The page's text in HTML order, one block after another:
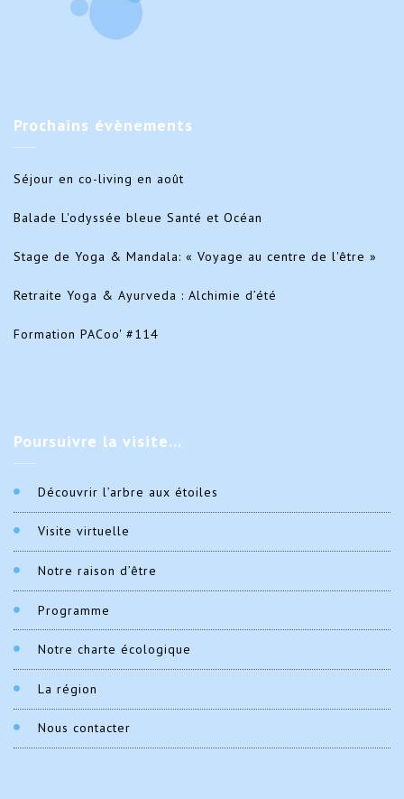
Prochains évènements
Séjour en co-living en août
Balade L'odyssée bleue Santé et Océan
Stage de Yoga & Mandala: « Voyage au centre de l'être »
Retraite Yoga & Ayurveda : Alchimie d’été
Formation PACoo' #114
Poursuivre la visite…
Découvrir l’arbre aux étoiles
Visite virtuelle
Notre raison d’être
Programme
Notre charte écologique
La région
Nous contacter